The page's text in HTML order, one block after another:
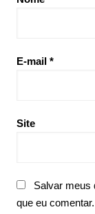
E-mail *
Site
Salvar meus
que eu comentar.